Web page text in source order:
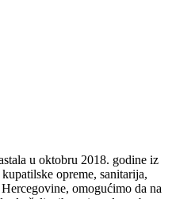
u oktobru 2018. godine iz
opreme, sanitarija,
omogućimo da na